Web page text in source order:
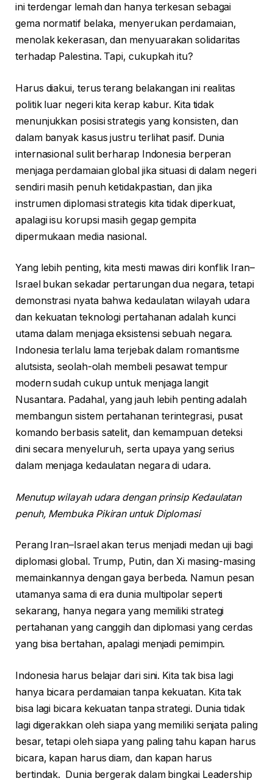
ini terdengar lemah dan hanya terkesan sebagai
gema normatif belaka, menyerukan perdamaian,
menolak kekerasan, dan menyuarakan solidaritas
terhadap Palestina. Tapi, cukupkah itu?
Harus diakui, terus terang belakangan ini realitas
politik luar negeri kita kerap kabur. Kita tidak
menunjukkan posisi strategis yang konsisten, dan
dalam banyak kasus justru terlihat pasif. Dunia
internasional sulit berharap Indonesia berperan
menjaga perdamaian global jika situasi di dalam negeri
sendiri masih penuh ketidakpastian, dan jika
instrumen diplomasi strategis kita tidak diperkuat,
apalagi isu korupsi masih gegap gempita
dipermukaan media nasional.
Yang lebih penting, kita mesti mawas diri konflik Iran–
Israel bukan sekadar pertarungan dua negara, tetapi
demonstrasi nyata bahwa kedaulatan wilayah udara
dan kekuatan teknologi pertahanan adalah kunci
utama dalam menjaga eksistensi sebuah negara.
Indonesia terlalu lama terjebak dalam romantisme
alutsista, seolah-olah membeli pesawat tempur
modern sudah cukup untuk menjaga langit
Nusantara. Padahal, yang jauh lebih penting adalah
membangun sistem pertahanan terintegrasi, pusat
komando berbasis satelit, dan kemampuan deteksi
dini secara menyeluruh, serta upaya yang serius
dalam menjaga kedaulatan negara di udara.
Menutup wilayah udara dengan prinsip Kedaulatan
penuh, Membuka Pikiran untuk Diplomasi
Perang Iran–Israel akan terus menjadi medan uji bagi
diplomasi global. Trump, Putin, dan Xi masing-masing
memainkannya dengan gaya berbeda. Namun pesan
utamanya sama di era dunia multipolar seperti
sekarang, hanya negara yang memiliki strategi
pertahanan yang canggih dan diplomasi yang cerdas
yang bisa bertahan, apalagi menjadi pemimpin.
Indonesia harus belajar dari sini. Kita tak bisa lagi
hanya bicara perdamaian tanpa kekuatan. Kita tak
bisa lagi bicara kekuatan tanpa strategi. Dunia tidak
lagi digerakkan oleh siapa yang memiliki senjata paling
besar, tetapi oleh siapa yang paling tahu kapan harus
bicara, kapan harus diam, dan kapan harus
bertindak. Dunia bergerak dalam bingkai Leadership